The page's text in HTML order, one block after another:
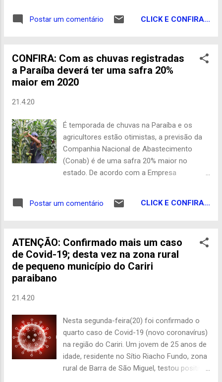
Araçagi Areia Areia De...
próprio irmão. Ainda conforme a polícia, o
vítima, ele teria ido até a casa da mãe para
cometer novos crimes. O irmão teria atirado
contra ele para proteger a família. O homem
detido. Uma perícia foi realizada nos locais
em que os crimes aconteceram. O corpo
das vítimas foi encaminhado para o Núcleo
de Medicina e Odontologia Legal (Numol) de
Cajazeiras, também no Sertão do estado. G1
Postar um comentário CLICK E CONFIRA...
CONFIRA: Com as chuvas registradas
a Paraíba deverá ter uma safra 20%
maior em 2020
21.4.20
É temporada de chuvas na Paraíba e os
agricultores estão otimistas, a previsão da
Companhia Nacional de Abastecimento
(Conab) é de uma safra 20% maior no
estado. De acordo com a Empresa
expectativa é que sejam produzidas 80 mil
enchendo os açudes paraibanos, com quase
30 deles com a capacidade máxima. No
agreste da Paraíba, o melhor ainda está por
Postar um comentário CLICK E CONFIRA...
ATENÇÃO: Confirmado mais um caso
de Covid-19; desta vez na zona rural
de pequeno município do Cariri
paraibano
21.4.20
Nesta segunda-feira(20) foi confirmado o
quarto caso de Covid-19 (novo coronavírus)
na região do Cariri. Um jovem de 25 anos de
idade, residente no Sítio Riacho Fundo, zona
rural de Barra de São Miguel, testou positivo